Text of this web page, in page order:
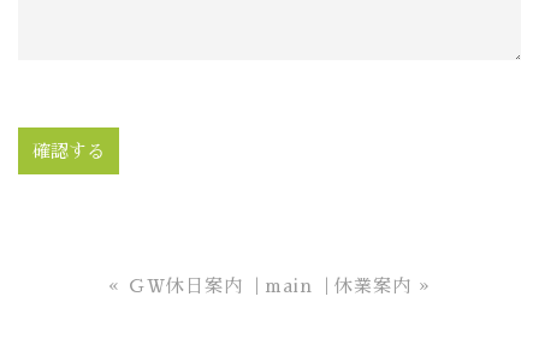
« ＧＷ休日案内 main 休業案内 »